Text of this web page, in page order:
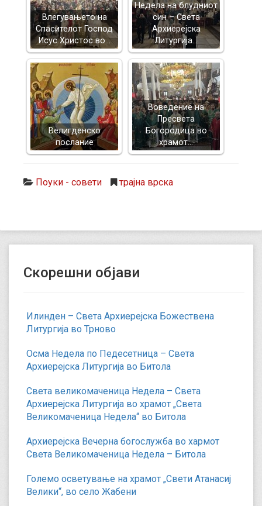
Влегувањето на
Спасителот Господ
Исус Христос во…
Недела на блудниот
син – Света
Архиерејска
Литургија…
Велигденско
послание
Воведение на
Пресвета
Богородица во
храмот…
Поуки - совети трајна врска
Скорешни објави
Илинден – Света Архиерејска Божествена
Литургија во Трново
Осма Недела по Педесетница – Света
Архиерејска Литургија во Битола
Света великомаченица Недела – Света
Архиерејска Литургија во храмот „Света
Великомаченица Недела“ во Битола
Архиерејска Вечерна богослужба во хармот
Света Великомаченица Недела – Битола
Големо осветување на храмот „Свети Атанасиј
Велики“, во село Жабени